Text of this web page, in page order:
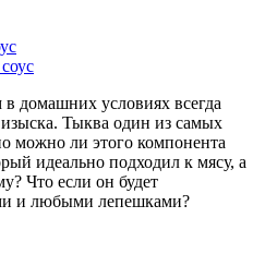
домашних условиях всегда
Тыква один из самых
можно ли этого компонента
идеально подходил к мясу, а
Что если он будет
и любыми лепешками?